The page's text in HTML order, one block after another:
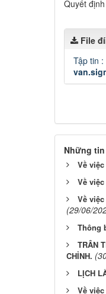
Quyết
File
Tập tin :
Những
Về
Về
Về
(29/06/
Thông
TRÂN
CHỈNH.
LỊCH
Về